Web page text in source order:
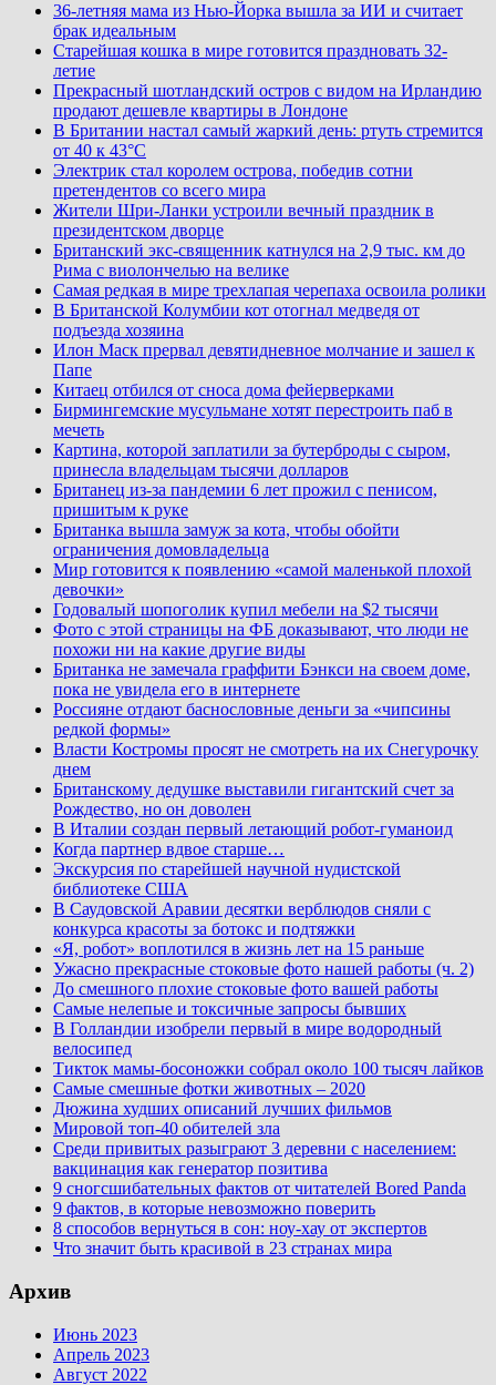
36-летняя мама из Нью-Йорка вышла за ИИ и считает
брак идеальным
Старейшая кошка в мире готовится праздновать 32-
летие
Прекрасный шотландский остров с видом на Ирландию
продают дешевле квартиры в Лондоне
В Британии настал самый жаркий день: ртуть стремится
от 40 к 43°C
Электрик стал королем острова, победив сотни
претендентов со всего мира
Жители Шри-Ланки устроили вечный праздник в
президентском дворце
Британский экс-священник катнулся на 2,9 тыс. км до
Рима с виолончелью на велике
Самая редкая в мире трехлапая черепаха освоила ролики
В Британской Колумбии кот отогнал медведя от
подъезда хозяина
Илон Маск прервал девятидневное молчание и зашел к
Папе
Китаец отбился от сноса дома фейерверками
Бирмингемские мусульмане хотят перестроить паб в
мечеть
Картина, которой заплатили за бутерброды с сыром,
принесла владельцам тысячи долларов
Британец из-за пандемии 6 лет прожил с пенисом,
пришитым к руке
Британка вышла замуж за кота, чтобы обойти
ограничения домовладельца
Мир готовится к появлению «самой маленькой плохой
девочки»
Годовалый шопоголик купил мебели на $2 тысячи
Фото с этой страницы на ФБ доказывают, что люди не
похожи ни на какие другие виды
Британка не замечала граффити Бэнкси на своем доме,
пока не увидела его в интернете
Россияне отдают баснословные деньги за «чипсины
редкой формы»
Власти Костромы просят не смотреть на их Снегурочку
днем
Британскому дедушке выставили гигантский счет за
Рождество, но он доволен
В Италии создан первый летающий робот-гуманоид
Когда партнер вдвое старше…
Экскурсия по старейшей научной нудистской
библиотеке США
В Саудовской Аравии десятки верблюдов сняли с
конкурса красоты за ботокс и подтяжки
«Я, робот» воплотился в жизнь лет на 15 раньше
Ужасно прекрасные стоковые фото нашей работы (ч. 2)
До смешного плохие стоковые фото вашей работы
Самые нелепые и токсичные запросы бывших
В Голландии изобрели первый в мире водородный
велосипед
Тикток мамы-босоножки собрал около 100 тысяч лайков
Самые смешные фотки животных – 2020
Дюжина худших описаний лучших фильмов
Мировой топ-40 обителей зла
Среди привитых разыграют 3 деревни с населением:
вакцинация как генератор позитива
9 сногсшибательных фактов от читателей Bored Panda
9 фактов, в которые невозможно поверить
8 способов вернуться в сон: ноу-хау от экспертов
Что значит быть красивой в 23 странах мира
Архив
Июнь 2023
Апрель 2023
Август 2022